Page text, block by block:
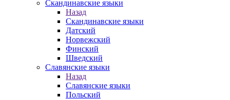
Скандинавские языки
Назад
Скандинавские языки
Датский
Норвежский
Финский
Шведский
Славянские языки
Назад
Славянские языки
Польский